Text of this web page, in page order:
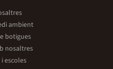
ambient
botigues
nosaltres
escoles